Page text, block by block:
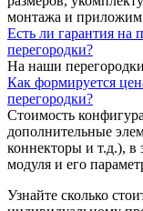
монтажа и
Есть ли гарантия
перегородки?
На наши
Как формируется
перегородки?
Стоимость
дополнительные
коннекторы и т.д.), в
модуля и его
Узнайте сколько